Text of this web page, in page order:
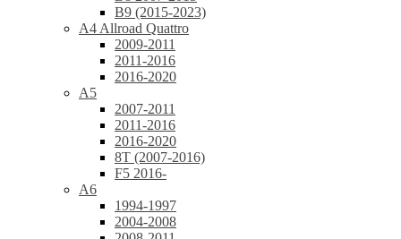
B9 (2015-2023)
A4 Allroad Quattro
2009-2011
2011-2016
2016-2020
A5
2007-2011
2011-2016
2016-2020
8T (2007-2016)
F5 2016-
A6
1994-1997
2004-2008